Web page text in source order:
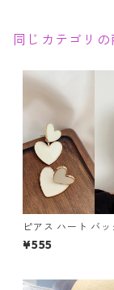
同じカテゴリの
ピアス ハート バッ
ダブルハート 2way
アス アクセサリー
¥555